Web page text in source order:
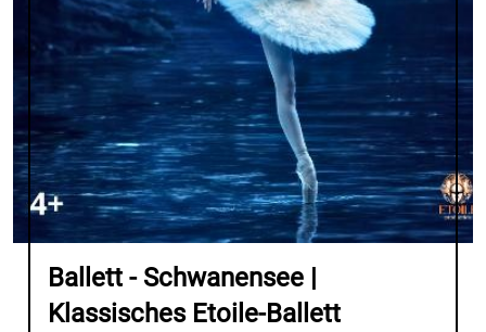
Ballett - Schwanensee |
Klassisches Etoile-Ballett